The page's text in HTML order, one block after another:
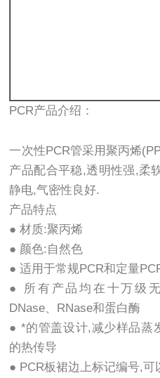
PCR产品介绍：
一次性PCR管采用聚丙烯
产品配合平稳,透明性强,柔
静电,气密性良好.
产品特点
● 材质:聚丙烯
● 颜色:自然色
● 适用于常规PCR和定量
● 所有产品均在十万级
DNase、RNase和蛋白酶
● *的管盖设计,减少样品蒸
的热传导
● PCR板裙边上标记编号,可